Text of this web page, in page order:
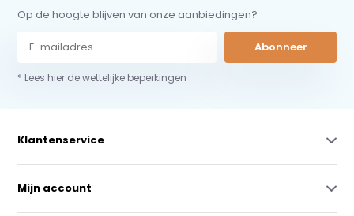
Op de hoogte blijven van onze aanbiedingen?
Abonneer
* Lees hier de wettelijke beperkingen
Klantenservice
Mijn account